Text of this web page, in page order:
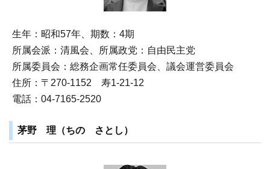
生年：昭和57年、期数：4期
所属会派：清風会、所属政党：自由民主党
所属委員会：総務企画常任委員会、議会運営委員会
住所：〒270‐1152 寿1-21-12
電話：04-7165-2520
茅野 理（ちの さとし）